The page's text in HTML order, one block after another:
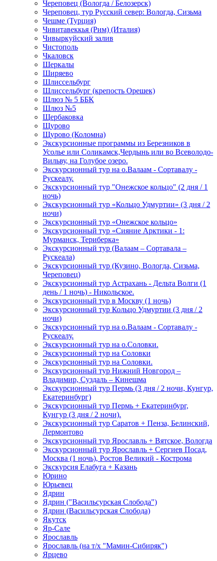
Череповец (Вологда / Белозерск)
Череповец, тур Русский север: Вологда, Сизьма
Чешме (Турция)
Чивитавеккья (Рим) (Италия)
Чивыркуйский залив
Чистополь
Чкаловск
Шеркалы
Ширяево
Шлиссельбург
Шлиссельбург (крепость Орешек)
Шлюз № 5 ББК
Шлюз №5
Щербаковка
Щурово
Щурово (Коломна)
Экскурсионные программы из Березников в
Усолье или Соликамск,Чердынь или во Всеволодо-
Вильву, на Голубое озеро.
Экскурсионный тур на о.Валаам - Сортавалу -
Рускеалу.
Экскурсионный тур "Онежское кольцо" (2 дня / 1
ночь)
Экскурсионный тур «Кольцо Удмуртии» (3 дня / 2
ночи)
Экскурсионный тур «Онежское кольцо»
Экскурсионный тур «Сияние Арктики - 1:
Мурманск, Териберка»
Экскурсионный тур (Валаам – Сортавала –
Рускеала)
Экскурсионный тур (Кузино, Вологда, Сизьма,
Череповец)
Экскурсионный тур Астрахань - Дельта Волги (1
день / 1 ночь) - Никольское.
Экскурсионный тур в Москву (1 ночь)
Экскурсионный тур Кольцо Удмуртии (3 дня / 2
ночи)
Экскурсионный тур на о.Валаам - Сортавалу -
Рускеалу.
Экскурсионный тур на о.Соловки.
Экскурсионный тур на Соловки
Экскурсионный тур на Соловки.
Экскурсионный тур Нижний Новгород –
Владимир, Суздаль – Кинешма
Экскурсионный тур Пермь (3 дня / 2 ночи, Кунгур,
Екатеринбург)
Экскурсионный тур Пермь + Екатеринбург,
Кунгур (3 дня / 2 ночи).
Экскурсионный тур Саратов + Пенза, Белинский,
Лермонтово
Экскурсионный тур Ярославль + Вятское, Вологда
Экскурсионный тур Ярославль + Сергиев Посад,
Москва (1 ночь), Ростов Великий - Кострома
Экскурсия Елабуга + Казань
Юрино
Юрьевец
Ядрин
Ядрин ("Васильсурская Слобода")
Ядрин (Васильсурская Слобода)
Якутск
Яр-Сале
Ярославль
Ярославль (на т/х "Мамин-Сибиряк")
Ярцево